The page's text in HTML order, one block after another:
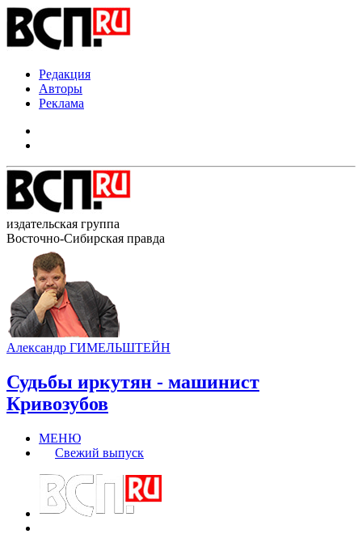
Редакция
Авторы
Реклама
издательская группа
Восточно-Сибирская правда
Александр ГИМЕЛЬШТЕЙН
Судьбы иркутян - машинист
Кривозубов
МЕНЮ
Свежий выпуск